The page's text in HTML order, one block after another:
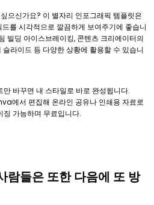
으신가요? 이 별자리 인포그래픽 템플릿은
를 시각적으로 깔끔하게 보여주기에 좋습니
빌딩 아이스브레이킹, 콘텐츠 크리에이터의
라이드 등 다양한 상황에 활용할 수 있습니
바꾸면 내 스타일로 바로 완성됩니다.
에서 편집해 온라인 공유나 인쇄용 자료로
징 가능하며 무료입니다.
람들은 또한 다음에 또 방